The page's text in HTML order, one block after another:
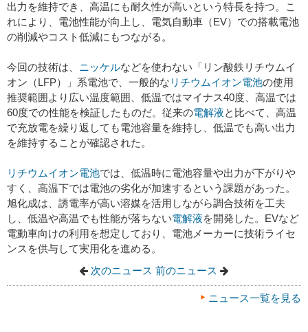
出力を維持でき、高温にも耐久性が高いという特長を持つ。こ
れにより、電池性能が向上し、電気自動車（EV）での搭載電池
の削減やコスト低減にもつながる。
今回の技術は、 ニッケルなどを使わない「リン酸鉄リチウムイ
オン（LFP）」系電池で、一般的な リチウムイオン電池の使用
推奨範囲より広い温度範囲、低温ではマイナス40度、高温では
60度での性能を検証したものだ。従来の電解液と比べて、高温
で充放電を繰り返しても電池容量を維持し、低温でも高い出力
を維持することが確認された。
リチウムイオン電池では、低温時に電池容量や出力が下がりや
すく、高温下では電池の劣化が加速するという課題があった。
旭化成は、誘電率が高い溶媒を活用しながら調合技術を工夫
し、低温や高温でも性能が落ちない電解液を開発した。EVなど
電動車向けの利用を想定しており、電池メーカーに技術ライセ
ンスを供与して実用化を進める。
次のニュース 前のニュース
ニュース一覧を見る